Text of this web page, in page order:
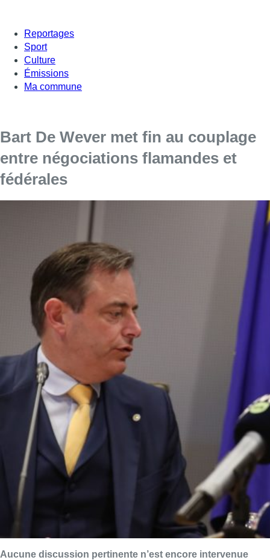
Reportages
Sport
Culture
Émissions
Ma commune
Bart De Wever met fin au couplage
entre négociations flamandes et
fédérales
Aucune discussion pertinente n’est encore intervenue